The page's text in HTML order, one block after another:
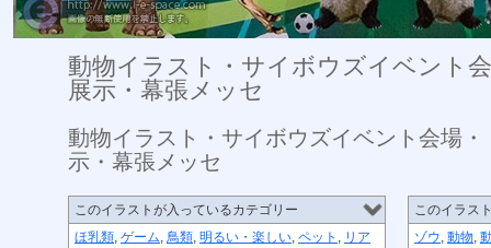
動物イラスト・サイボウズイベント
展示・幕張メッセ
動物イラスト・サイボウズイベント会場
示・幕張メッセ
このイラストが入っているカテゴリー
ほ乳類, ゲーム, 鳥類, 明るい・楽しい, ペット , リア
このイラス
ゾウ, 動物,